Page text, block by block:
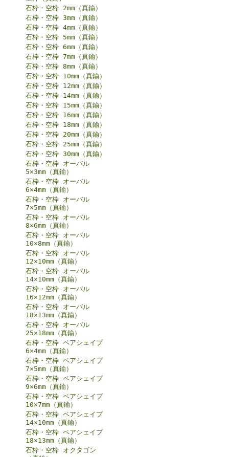
石枠・空枠 2mm（真鍮）
石枠・空枠 3mm（真鍮）
石枠・空枠 4mm（真鍮）
石枠・空枠 5mm（真鍮）
石枠・空枠 6mm（真鍮）
石枠・空枠 7mm（真鍮）
石枠・空枠 8mm（真鍮）
石枠・空枠 10mm（真鍮）
石枠・空枠 12mm（真鍮）
石枠・空枠 14mm（真鍮）
石枠・空枠 15mm（真鍮）
石枠・空枠 16mm（真鍮）
石枠・空枠 18mm（真鍮）
石枠・空枠 20mm（真鍮）
石枠・空枠 25mm（真鍮）
石枠・空枠 30mm（真鍮）
石枠・空枠 オーバル
5×3mm（真鍮）
石枠・空枠 オーバル
6×4mm（真鍮）
石枠・空枠 オーバル
7×5mm（真鍮）
石枠・空枠 オーバル
8×6mm（真鍮）
石枠・空枠 オーバル
10×8mm（真鍮）
石枠・空枠 オーバル
12×10mm（真鍮）
石枠・空枠 オーバル
14×10mm（真鍮）
石枠・空枠 オーバル
16×12mm（真鍮）
石枠・空枠 オーバル
18×13mm（真鍮）
石枠・空枠 オーバル
25×18mm（真鍮）
石枠・空枠 ペアシェイプ
6×4mm（真鍮）
石枠・空枠 ペアシェイプ
7×5mm（真鍮）
石枠・空枠 ペアシェイプ
9×6mm（真鍮）
石枠・空枠 ペアシェイプ
10×7mm（真鍮）
石枠・空枠 ペアシェイプ
14×10mm（真鍮）
石枠・空枠 ペアシェイプ
18×13mm（真鍮）
石枠・空枠 オクタゴン